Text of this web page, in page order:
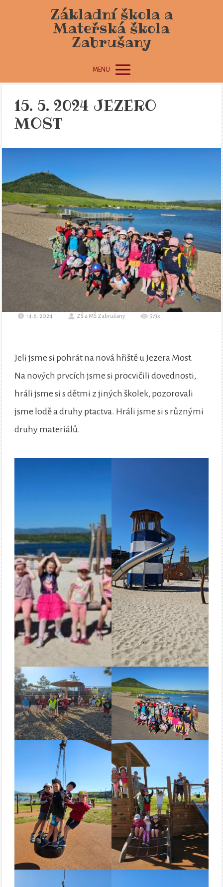
Základní škola a
Mateřská škola
Zabrušany
MENU
15. 5. 2024 JEZERO
MOST
14.6. 2024 ZŠ a MŠ Zabrušany 573x
Jeli jsme si pohrát na nová hřiště u Jezera Most.
Na nových prvcích jsme si procvičili dovednosti,
hráli jsme si s dětmi z jiných školek, pozorovali
jsme lodě a druhy ptactva. Hráli jsme si s různými
druhy materiálů.